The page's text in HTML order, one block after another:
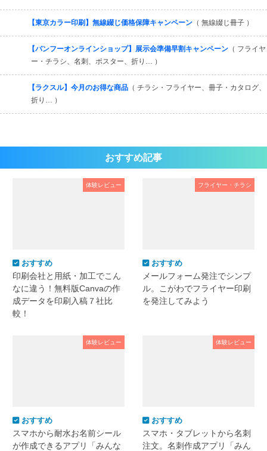
【東京カラー印刷】無線綴じ価格保障キャンペーン （ 無線綴じ冊子 ）
【バンフーオンラインショップ】展示会準備早割キャンペーン （ フライヤ
ー・チラシ、名刺、ポスター、折り… ）
【ラクスル】今月のお得な商品 （ チラシ・フライヤー、冊子・カタログ、
折り… ）
おすすめ記事
体験レビュー
おすすめ
印刷会社と用紙・加工でこん
なに違う！無料版Canvaの作
成データを印刷入稿７社比
較！
フライヤー・チラシ
おすすめ
メールフォーム発注でシンプ
ル。こがわでフライヤー印刷
を発注してみよう
体験レビュー
おすすめ
スマホから耐水お名前シール
が作成できるアプリ「みんな
体験レビュー
おすすめ
スマホ・タブレットから名刺
注文。名刺作成アプリ「みん